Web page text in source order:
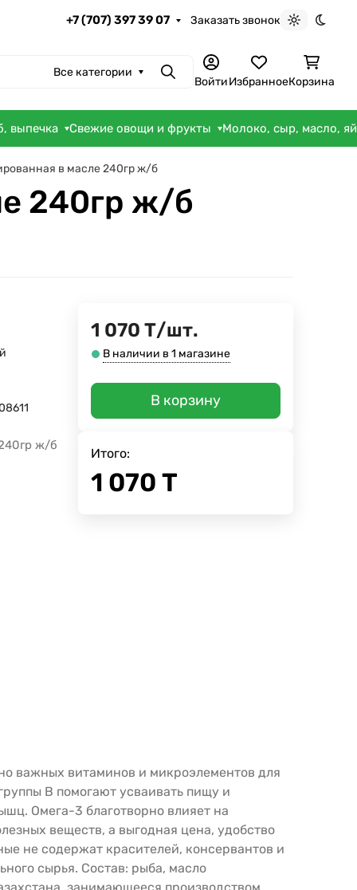
+7 (707) 397 39 07 Заказать звонок
Светлая
Все категории ПоискВойтиИзбранноеКорзина
выпечка Свежие овощи и фрукты Молоко, сыр, масло,
в масле 240гр ж/б
240гр ж/б
ж/б
1 070 Т/шт.
В наличии в 1 магазине
В корзину
Итого:
1 070 Т
важных витаминов и микроэлементов для
В помогают усваивать пищу и
Омега-3 благотворно влияет на
веществ, а выгодная цена, удобство
не содержат красителей, консервантов и
сырья. Состав: рыба, масло